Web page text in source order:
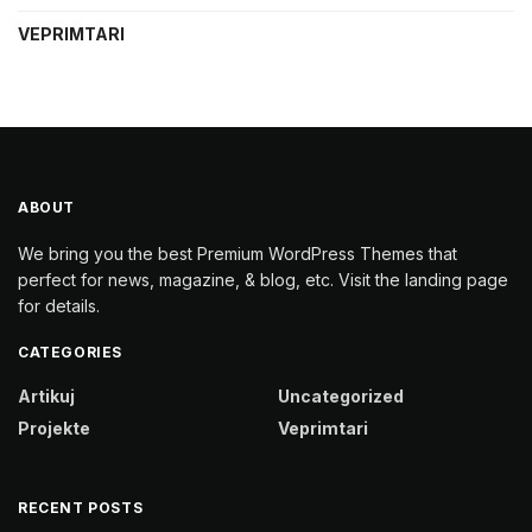
VEPRIMTARI
ABOUT
We bring you the best Premium WordPress Themes that
perfect for news, magazine, & blog, etc. Visit the landing page
for details.
CATEGORIES
Artikuj
Projekte
Uncategorized
Veprimtari
RECENT POSTS